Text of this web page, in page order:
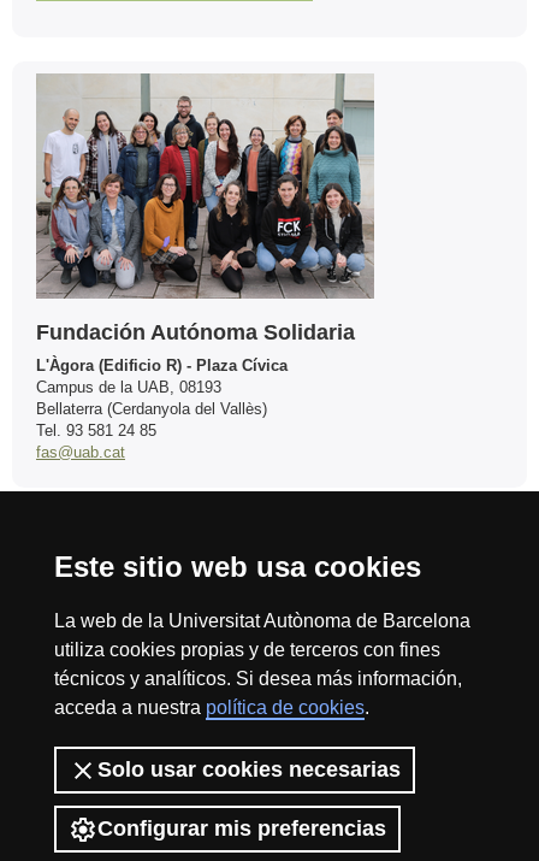
Este sitio web usa cookies
La web de la Universitat Autònoma de Barcelona
utiliza cookies propias y de terceros con fines
técnicos y analíticos. Si desea más información,
acceda a nuestra política de cookies.
Solo usar cookies necesarias
Configurar mis preferencias
Contacto
Fundación Autónoma Solidaria
L'Àgora (Edificio R) - Plaza Cívica
Campus de la UAB, 08193
Bellaterra (Cerdanyola del Vallès)
Tel. 93 581 24 85
fas@uab.cat
Reconocimiento internacional de la excelencia
HR
Inicio Sobre el web Accesibilidad web Aviso Legal
privacidad
Protección de datos
construcción de una universidad más solidaria y más comprometida con
la realidad social, mediante la promoción de la participación voluntaria de